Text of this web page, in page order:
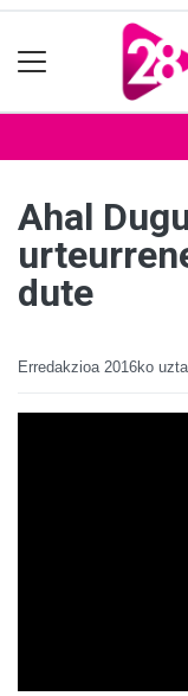
Ahal
dute
Erredakzioa 2016ko